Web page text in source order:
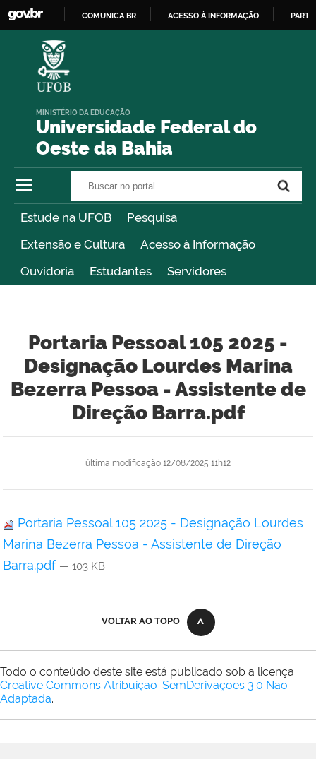
COMUNICA BR ACESSO À INFORMAÇÃO
Universidade Federal do
Oeste da Bahia
MINISTÉRIO DA EDUCAÇÃO
Estude na UFOB
Pesquisa
Extensão e Cultura
Acesso à Informação
Ouvidoria
Estudantes Servidores
Portaria Pessoal 105 2025 -
Designação Lourdes Marina
Bezerra Pessoa - Assistente de
Direção Barra.pdf
última modificação 12/08/2025 11h12
Portaria Pessoal 105 2025 - Designação Lourdes
Marina Bezerra Pessoa - Assistente de Direção
Barra.pdf — 103 KB
VOLTAR AO TOPO
Todo o conteúdo deste site está publicado sob a licença
Creative Commons Atribuição-SemDerivações 3.0 Não
Adaptada.